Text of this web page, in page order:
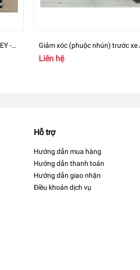
-
Giảm xóc (phuộc nhún) trước xe
A8 - 4H0616039AP
Liên hệ
Hỗ trợ
Hướng dẫn mua hàng
Hướng dẫn thanh toán
Hướng dẫn giao nhận
Điều khoản dịch vụ